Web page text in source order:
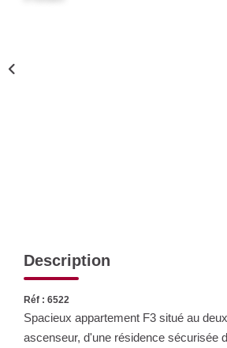
Description
Réf : 6522
Spacieux appartement F3 situé au
ascenseur, d'une résidence sécurisée